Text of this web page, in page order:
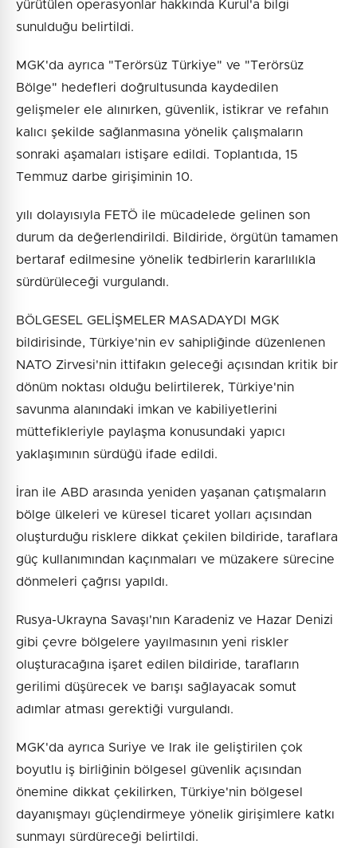
yürütülen operasyonlar hakkında Kurul'a bilgi
sunulduğu belirtildi.
MGK'da ayrıca "Terörsüz Türkiye" ve "Terörsüz
Bölge" hedefleri doğrultusunda kaydedilen
gelişmeler ele alınırken, güvenlik, istikrar ve refahın
kalıcı şekilde sağlanmasına yönelik çalışmaların
sonraki aşamaları istişare edildi. Toplantıda, 15
Temmuz darbe girişiminin 10.
yılı dolayısıyla FETÖ ile mücadelede gelinen son
durum da değerlendirildi. Bildiride, örgütün tamamen
bertaraf edilmesine yönelik tedbirlerin kararlılıkla
sürdürüleceği vurgulandı.
BÖLGESEL GELİŞMELER MASADAYDI MGK
bildirisinde, Türkiye'nin ev sahipliğinde düzenlenen
NATO Zirvesi'nin ittifakın geleceği açısından kritik bir
dönüm noktası olduğu belirtilerek, Türkiye'nin
savunma alanındaki imkan ve kabiliyetlerini
müttefikleriyle paylaşma konusundaki yapıcı
yaklaşımının sürdüğü ifade edildi.
İran ile ABD arasında yeniden yaşanan çatışmaların
bölge ülkeleri ve küresel ticaret yolları açısından
oluşturduğu risklere dikkat çekilen bildiride, taraflara
güç kullanımından kaçınmaları ve müzakere sürecine
dönmeleri çağrısı yapıldı.
Rusya-Ukrayna Savaşı'nın Karadeniz ve Hazar Denizi
gibi çevre bölgelere yayılmasının yeni riskler
oluşturacağına işaret edilen bildiride, tarafların
gerilimi düşürecek ve barışı sağlayacak somut
adımlar atması gerektiği vurgulandı.
MGK'da ayrıca Suriye ve Irak ile geliştirilen çok
boyutlu iş birliğinin bölgesel güvenlik açısından
önemine dikkat çekilirken, Türkiye'nin bölgesel
dayanışmayı güçlendirmeye yönelik girişimlere katkı
sunmayı sürdüreceği belirtildi.